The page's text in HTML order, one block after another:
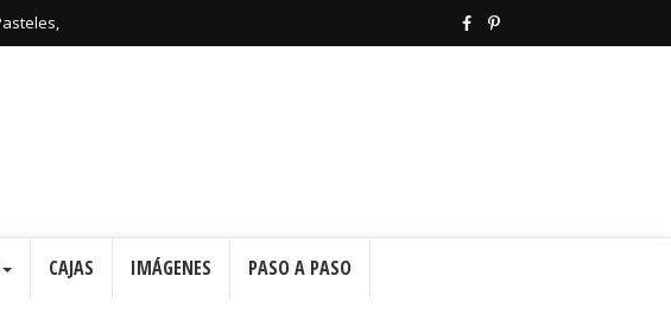
CAJAS IMÁGENES PASO A PASO